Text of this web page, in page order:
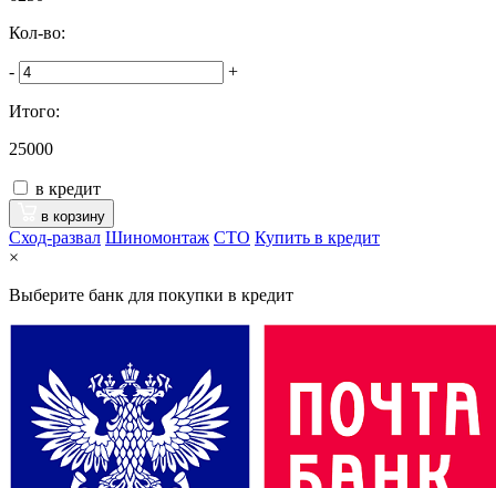
Кол-во:
- +
Итого:
25000
в кредит
в корзину
Сход-развал Шиномонтаж CTO Купить в кредит
×
Выберите банк для покупки в кредит